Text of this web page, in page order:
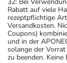
Rabatt auf viele
rezeptpflichtige
Versandkosten.
Coupons)
und in der
solange der
zu beenden. Keine